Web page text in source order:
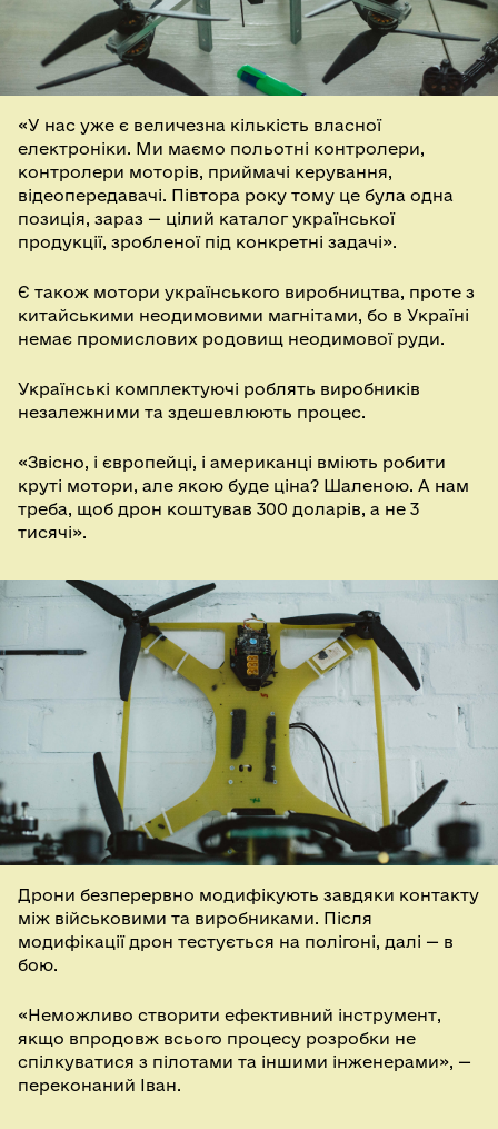
«У нас уже є величезна кількість власної
електроніки. Ми маємо польотні контролери,
контролери моторів, приймачі керування,
відеопередавачі. Півтора року тому це була одна
позиція, зараз — цілий каталог української
продукції, зробленої під конкретні задачі».
Є також мотори українського виробництва, проте з
китайськими неодимовими магнітами, бо в Україні
немає промислових родовищ неодимової руди.
Українські комплектуючі роблять виробників
незалежними та здешевлюють процес.
«Звісно, і європейці, і американці вміють робити
круті мотори, але якою буде ціна? Шаленою. А нам
треба, щоб дрон коштував 300 доларів, а не 3
тисячі».
Дрони безперервно модифікують завдяки контакту
між військовими та виробниками. Після
модифікації дрон тестується на полігоні, далі — в
бою.
«Неможливо створити ефективний інструмент,
якщо впродовж всього процесу розробки не
спілкуватися з пілотами та іншими інженерами», —
переконаний Іван.